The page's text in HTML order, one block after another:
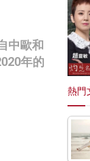
中歐和
年的
熱門